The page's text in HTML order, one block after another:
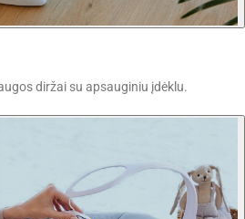
diržai su apsauginiu įdėklu.